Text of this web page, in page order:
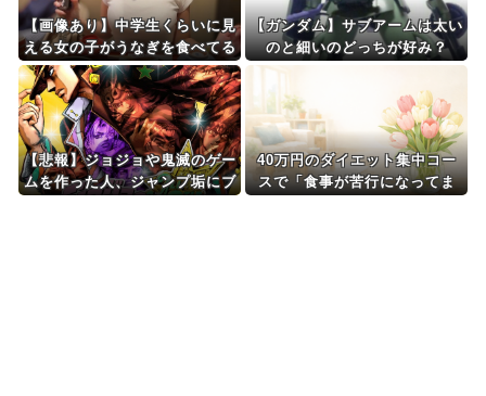
【画像あり】中学生くらいに見
える女の子がうなぎを食べてる
けど、お●ぱいにしか目が行か
ない
【ガンダム】サブアームは太い
のと細いのどっちが好み？
【悲報】ジョジョや鬼滅のゲー
ムを作った人、ジャンプ垢にブ
40万円のダイエット集中コー
スで「食事が苦行になってま